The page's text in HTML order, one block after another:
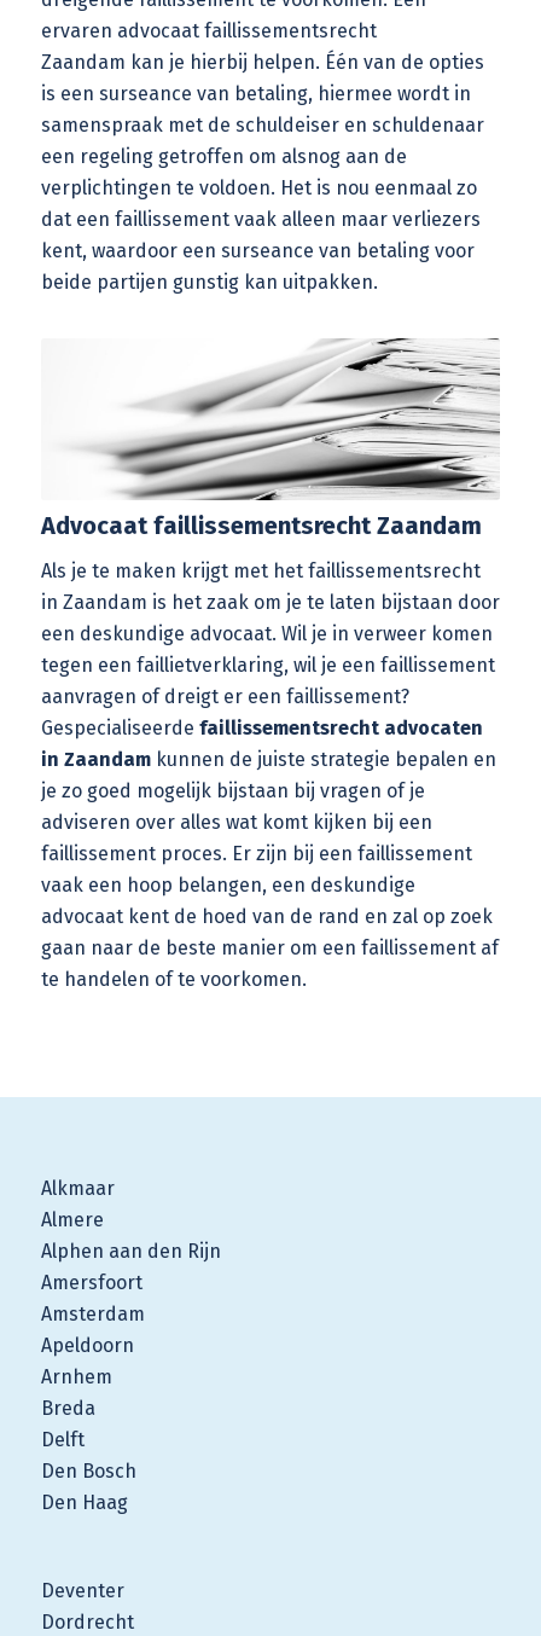
ervaren advocaat faillissementsrecht
Zaandam kan je hierbij helpen. Één van de opties
is een surseance van betaling, hiermee wordt in
samenspraak met de schuldeiser en schuldenaar
een regeling getroffen om alsnog aan de
verplichtingen te voldoen. Het is nou eenmaal zo
dat een faillissement vaak alleen maar verliezers
kent, waardoor een surseance van betalingvoor
beide partijen gunstig kan uitpakken.
Advocaat faillissementsrecht Zaandam
Als je te maken krijgt met het faillissementsrecht
in Zaandam is het zaak om je te laten bijstaan door
een deskundige advocaat. Wil je in verweer komen
tegen een faillietverklaring, wil je een faillissement
aanvragen of dreigt er een faillissement?
Gespecialiseerde faillissementsrecht advocaten
in Zaandamkunnen de juiste strategie bepalen en
je zo goed mogelijk bijstaan bij vragen of je
adviseren over alles wat komt kijken bij een
faillissement proces. Er zijn bij een faillissement
vaak een hoop belangen, een deskundige
advocaat kent de hoed van de rand en zal op zoek
gaan naar de beste manier om een faillissement af
te handelen of te voorkomen.
Alkmaar
Almere
Alphen aan den Rijn
Amersfoort
Amsterdam
Apeldoorn
Arnhem
Breda
Delft
Den Bosch
Den Haag
Deventer
Dordrecht